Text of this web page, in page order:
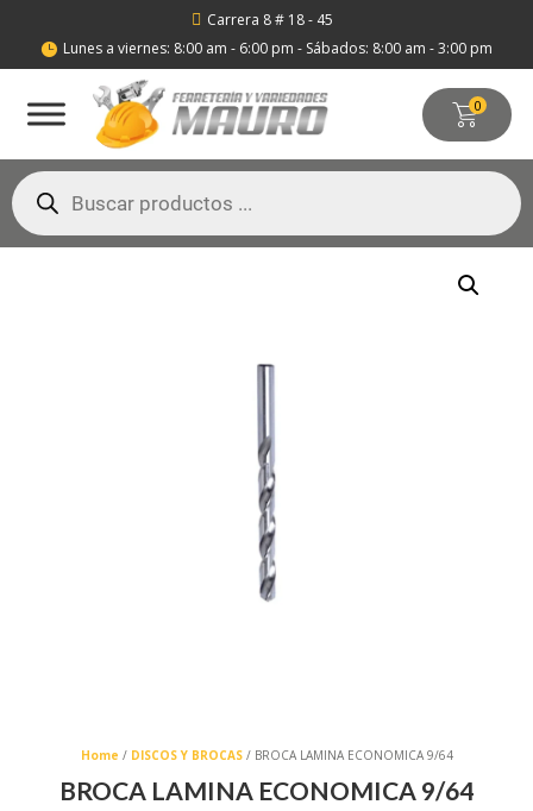
 Carrera 8 # 18 - 45
 Lunes a viernes: 8:00 am - 6:00 pm - Sábados: 8:00 am - 3:00 pm
0
Búsqueda
de
productos
Home / DISCOS Y BROCAS/ BROCA LAMINA ECONOMICA 9/64
BROCA LAMINA ECONOMICA 9/64